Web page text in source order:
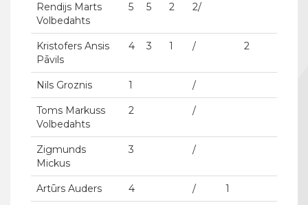
Rendijs Marts
Volbedahts
5 5 2 2/
Kristofers Ansis
Pāvils
4 3 1 / 2
Nils Groznis 1 /
Toms Markuss
Volbedahts
2 /
Zigmunds
Mickus
3 /
Artūrs Auders 4 / 1